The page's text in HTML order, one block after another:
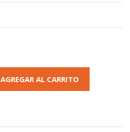
AGREGAR AL CARRITO